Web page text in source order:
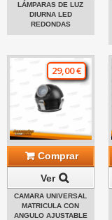
LÁMPARAS DE LUZ
DIURNA LED
REDONDAS
29,00 €
Comprar
Ver
CAMARA UNIVERSAL
MATRICULA CON
ANGULO AJUSTABLE